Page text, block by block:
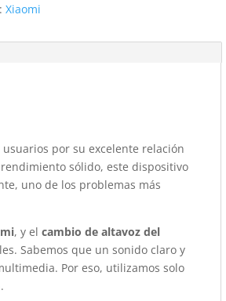
Xiaomi
por su excelente relación
sólido, este dispositivo
uno de los problemas más
, y elcambio de altavoz del
Sabemos que un sonido claro y
Por eso, utilizamos solo